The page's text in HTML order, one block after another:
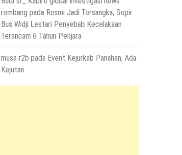
rembang pada Resmi Jadi Tersangka, Sopir
Bus Widji Lestari Penyebab Kecelakaan
Terancam 6 Tahun Penjara
musa r2b pada Event Kejurkab Panahan, Ada
Kejutan